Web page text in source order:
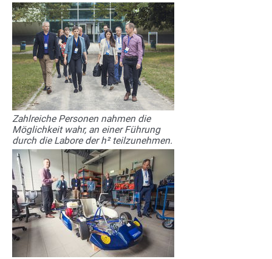
Zahlreiche Personen nahmen die
Möglichkeit wahr, an einer Führung
durch die Labore der h² teilzunehmen.